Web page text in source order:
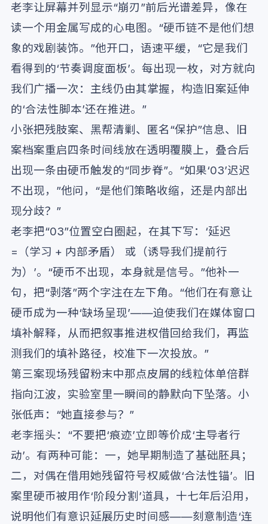
老李让屏幕并列显示“崩刃”前后光谱差异，像在
读一个用金属写成的心电图。“硬币链不是他们想
象的戏剧装饰。”他开口，语速平缓，“它是我们
看得到的‘节奏调度面板’。每出现一枚，对方就向
我们广播一次：主线仍由其掌握，构造旧案延伸
的‘合法性脚本’还在推进。”
小张把残肢案、黑帮清剿、匿名“保护”信息、旧
案档案重启四条时间线放在透明覆膜上，叠合后
出现一条由硬币触发的“同步脊”。“如果‘03’迟迟
不出现，”他问，“是他们策略收缩，还是内部出
现分歧？”
老李把“03”位置空白圈起，在其下写：‘延迟
=（学习 + 内部矛盾） 或（诱导我们提前行
为）’。“硬币不出现，本身就是信号。”他补一
句，把“剥落”两个字注在左下角。“他们在有意让
硬币成为一种‘缺场呈现’——迫使我们在媒体窗口
填补解释，从而把叙事推进权借回给我们，再监
测我们的填补路径，校准下一次投放。”
第三案现场残留粉末中那点皮屑的线粒体单倍群
指向江波，实验室里一瞬间的静默向下坠落。小
张低声：“她直接参与？”
老李摇头：“不要把‘痕迹’立即等价成‘主导者行
动’。有两种可能：一，她早期制造了基础胚具；
二，对偶在借用她残留符号权威做‘合法性锚’。旧
案里硬币被用作‘阶段分割’道具，十七年后沿用，
说明他们有意识延展历史时间感——刻意制造‘连